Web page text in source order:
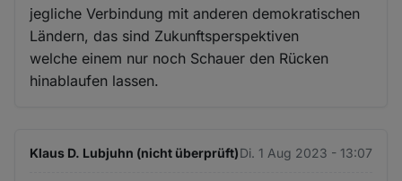
jegliche Verbindung mit anderen demokratischen
Ländern, das sind Zukunftsperspektiven
welche einem nur noch Schauer den Rücken
hinablaufen lassen.
Klaus D. Lubjuhn (nicht überprüft)Di. 1 Aug 2023 - 13:07